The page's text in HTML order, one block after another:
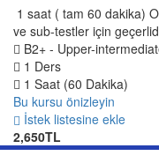
1 saat ( tam 60 dakika)
ve sub-testler için
B2+ - Upper-
1 Ders
1 Saat (60 Dakika)
Bu kursu önizleyin
İstek listesine ekle
2,650TL